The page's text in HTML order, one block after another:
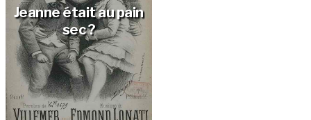
Jeanne était au pain
sec ?